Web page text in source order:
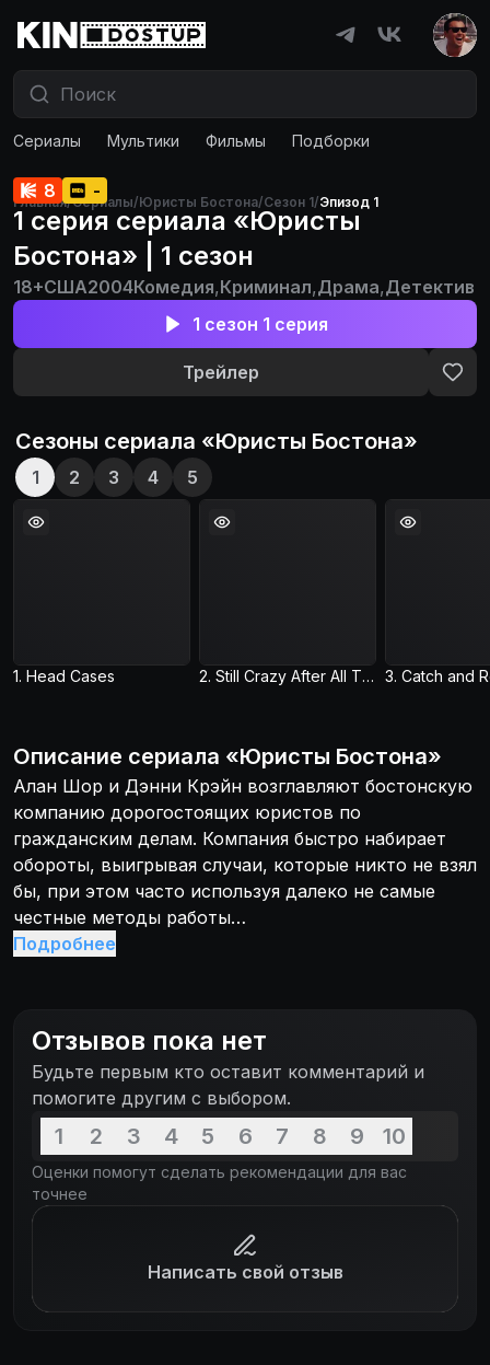
Сериалы Мультики Фильмы Подборки
Главная/Сериалы/Юристы Бостона/Сезон 1/Эпизод 1
8 -
1 серия сериала «Юристы
Бостона» | 1 сезон
18+США2004Комедия,Криминал,Драма,Детектив
1 сезон 1 серия
Трейлер
Сезоны сериала «Юристы Бостона»
1 2 3 4 5
1. Head Cases 2. Still Crazy After All These Years 3. Catch and
Описание сериала «Юристы Бостона»
Алан Шор и Дэнни Крэйн возглавляют бостонскую
компанию дорогостоящих юристов по
гражданским делам. Компания быстро набирает
обороты, выигрывая случаи, которые никто не взял
бы, при этом часто используя далеко не самые
честные методы работы…
Подробнее
Отзывов пока нет
Будьте первым кто оставит комментарий и
помогите другим с выбором.
1 2 3 4 5 6 7 8 9 10
Оценки помогут сделать рекомендации для вас
точнее
Написать свой отзыв